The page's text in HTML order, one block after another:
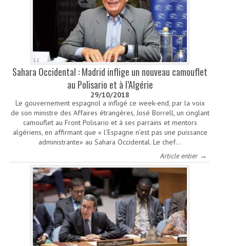
Sahara Occidental : Madrid inflige un nouveau camouflet
au Polisario et à l’Algérie
29/10/2018
Le gouvernement espagnol a infligé ce week-end, par la voix
de son ministre des Affaires étrangères, José Borrell, un cinglant
camouflet au Front Polisario et à ses parrains et mentors
algériens, en affirmant que « l’Espagne n’est pas une puissance
administrante» au Sahara Occidental. Le chef…
Article entier →